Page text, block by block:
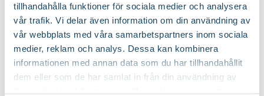
tillhandahålla funktioner för sociala medier och analysera
vår trafik. Vi delar även information om din användning av
vår webbplats med våra samarbetspartners inom sociala
medier, reklam och analys. Dessa kan kombinera
informationen med annan data som du har tillhandahållit
dem eller som de har samlat in från din användning av
Volym 0,5 liter
Färg Blå
Varumärke Orthex
Du kanske också gillar